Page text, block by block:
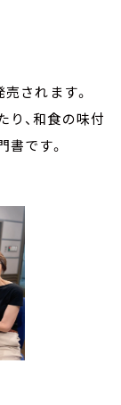
されます。
、和食の味付
です。